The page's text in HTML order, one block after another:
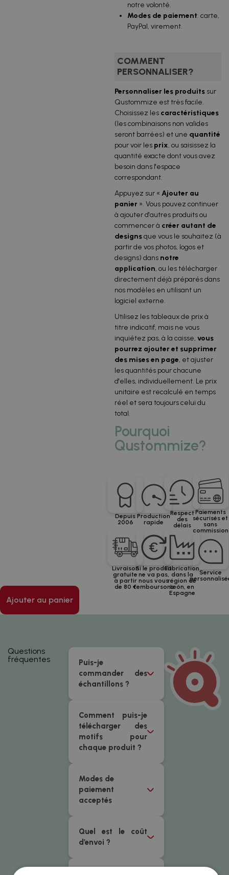
notre volonté.
Modes de paiement: carte,
PayPal, virement.
COMMENT
PERSONNALISER?
Personnaliser les produits sur
Qustommize est très facile.
Choisissez les caractéristiques
(les combinaisons non valides
seront barrées) et une quantité
pour voir les prix, ou saisissez la
quantité exacte dont vous avez
besoin dans l'espace
correspondant.
Appuyez sur « Ajouter au
panier ». Vous pouvez continuer
à ajouter d'autres produits ou
commencer à créer autant de
designsque vous le souhaitez (à
partir de vos photos, logos et
designs) dans notre
application, ou les télécharger
directement déjà préparés dans
nos modèles en utilisant un
logiciel externe.
Utilisez les tableaux de prix à
titre indicatif, mais ne vous
inquiétez pas, à la caisse, vous
pourrez ajouter et supprimer
des mises en page, et ajuster
les quantités pour chacune
d'elles, individuellement. Le prix
unitaire est recalculé en temps
réel et sera toujours celui du
total.
Pourquoi
Qustommize?
Depuis
2006
Production
rapide
Respect
des
délais
Paiements
sécurisés et
sans
commission
Livraison
gratuite
à partir
de 80 €
Si le produit
ne va pas,
nous vous
remboursons
Fabrication
dans la
région de
León, en
Espagne
Service
Ajouter au panier
Questions
fréquentes
Puis-je
commander des
échantillons ?
Comment puis-je
télécharger des
motifs pour
chaque produit ?
Modes de
paiement
acceptés
Quel est le coût
d’envoi ?